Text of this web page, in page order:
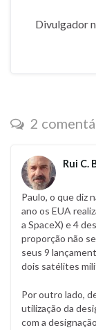
Divulgador
2
Rui C.
Paulo, o que diz
ano os EUA
a SpaceX) e 4
proporção não
seus 9
dois satélites
Por outro lado,
utilização da
com a